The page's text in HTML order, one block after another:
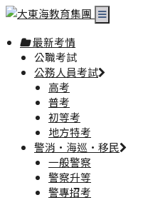
最新考情
公職考試
公務人員考試
高考
普考
初等考
地方特考
警消·海巡·移民
一般警察
警察升等
警專招考